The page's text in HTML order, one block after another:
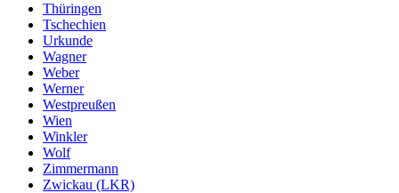
Thüringen
Tschechien
Urkunde
Wagner
Weber
Werner
Westpreußen
Wien
Winkler
Wolf
Zimmermann
Zwickau (LKR)